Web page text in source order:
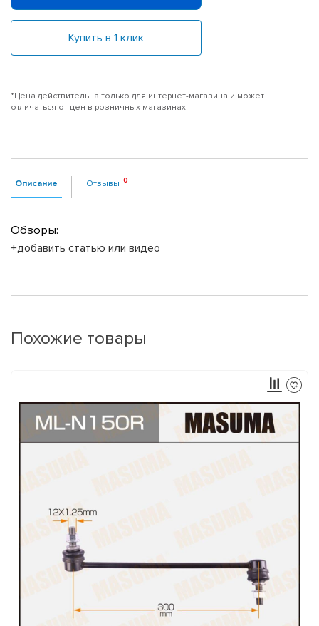
Купить в 1 клик
*Цена действительна только для интернет-магазина и может
отличаться от цен в розничных магазинах
Описание Отзывы
Обзоры:
+добавить статью или видео
Похожие товары